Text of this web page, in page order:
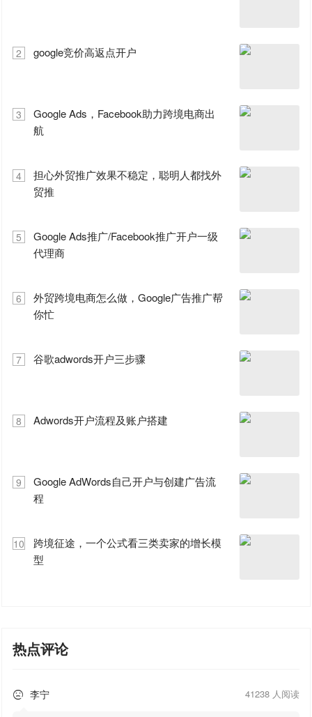
2 google竞价高返点开户
3
Google Ads，Facebook助力跨境电商出
航
4
担心外贸推广效果不稳定，聪明人都找外
贸推
5
Google Ads推广/Facebook推广开户一级
代理商
6
外贸跨境电商怎么做，Google广告推广帮
你忙
7 谷歌adwords开户三步骤
8 Adwords开户流程及账户搭建
9
Google AdWords自己开户与创建广告流
程
10
跨境征途，一个公式看三类卖家的增长模
型
热点评论
 李宁 41238 人阅读